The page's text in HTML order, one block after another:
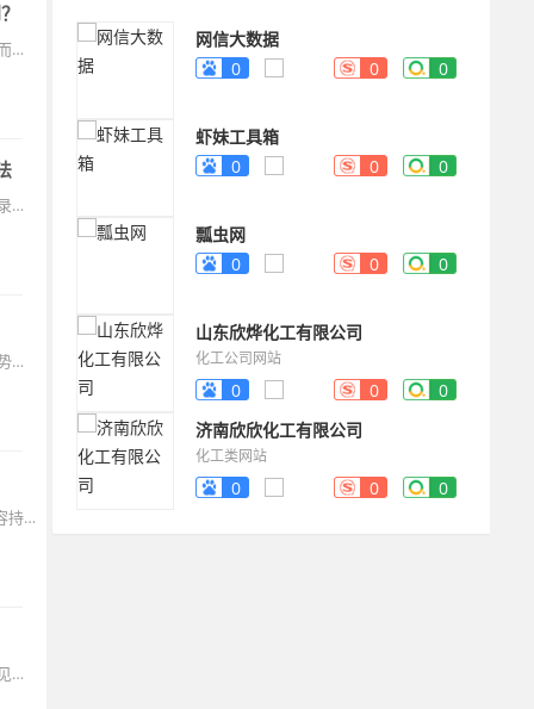
当一篇关于城市历史的深度文章被发布后，它安静地躺在网站的角落。然而，经过技术优化——清晰的标签让推荐算法识别了它的脉络，适配移动端的阅读体验留住了匆匆滑过的指尖，社交媒体上精心设计的知识卡片像蒲公英种子般飞向远方。
那些最终在搜索结果中获得稳定排名的网站，往往不是一夜之间被大量收录的幸运儿，而是在技术和内容的双重赛道上持续耕耘的长跑者。它们的共通点在于建立了一个良性循环：优质内容吸引爬虫频繁访问，技术优化确保抓取效率，内外链建设提升权重，而持续的数据监控则让这一切不断优化。
网站的优化之路常被比作一场马拉松，但头一个月的冲刺决定了起跑的优势。当四周的计划从日历上的待办事项变为数据分析后台里上扬的曲线时，那些每日检查排名、每周调整策略、每月复盘方向的坚持，最终会构成网站抵御算法波动的最坚实屏障。
他的第一篇被百度收录的文章是关于“预算三千元的西安四日游”，这篇内容持续为他带来稳定访问，甚至有小旅行社联系他寻求合作。这位博主慢慢发现，搜索引擎带来的不只是流量数字，还有真正对内容感兴趣的读者，他们收藏、评论并分享文章，逐渐形成了一个小而稳定的读者社群。
网站优化是一场马拉松，而非百米冲刺。对于新手而言，避开上述五个常见错误，意味着您没有在起跑时就跌入深坑。成功的SEO建立在坚实的技术基础、以用户为中心的高价值内容、以及符合搜索引擎规范的可持续策略之上。它要求我们保持耐心，持续学习算法动向，并始终坚守提供价值的初心。
网信大数据
0
0 0
虾妹工具箱
0
0 0
瓢虫网
0
0 0
山东欣烨化工有限公司
化工公司网站
0 0
0
济南欣欣化工有限公司
化工类网站
0 0 0